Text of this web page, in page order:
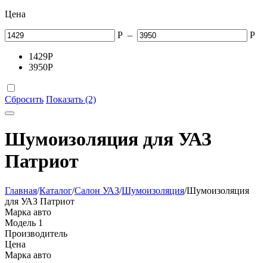
Цена
Р – Р
1429Р
3950Р
Сбросить Показать (2)
Шумоизоляция для УАЗ
Патриот
Главная/Каталог/Салон УАЗ/Шумоизоляция/Шумоизоляция
для УАЗ Патриот
Марка авто
Модель 1
Производитель
Цена
Марка авто